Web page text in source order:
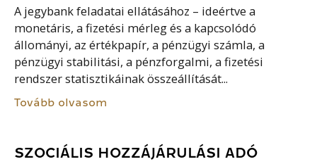
A jegybank feladatai ellátásához – ideértve a
monetáris, a fizetési mérleg és a kapcsolódó
állományi, az értékpapír, a pénzügyi számla, a
pénzügyi stabilitási, a pénzforgalmi, a fizetési
rendszer statisztikáinak összeállítását...
Tovább olvasom
SZOCIÁLIS HOZZÁJÁRULÁSI ADÓ